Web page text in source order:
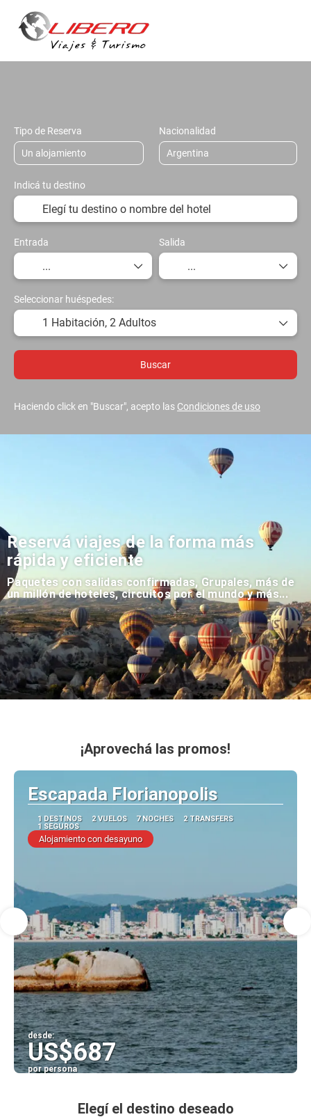
Reservá viajes de la forma más
rápida y eficiente
Paquetes con salidas confirmadas, Grupales, más de
un millón de hoteles, circuitos por el mundo y más...
Tipo de Reserva Nacionalidad
Indicá tu destino
Entrada Salida
Seleccionar huéspedes:
1 Habitación, 2 Adultos
Buscar
Haciendo click en "Buscar", acepto las Condiciones de uso
¡Aprovechá las promos!
Escapada Florianopolis
1 DESTINOS 2 VUELOS 7 NOCHES
2 TRANSFERS
1 SEGUROS
Alojamiento con desayuno
desde:
US$687
por persona
Elegí el destino deseado